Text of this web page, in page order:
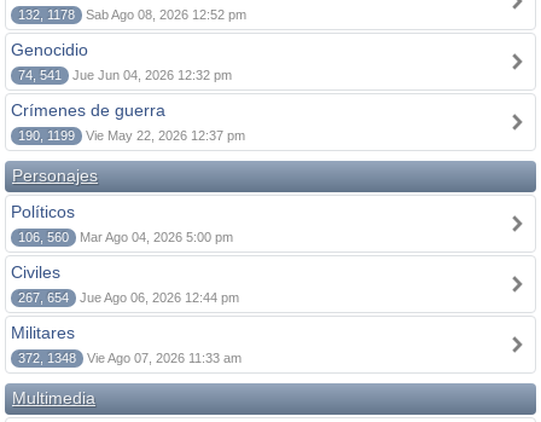
132, 1178 Sab Ago 08, 2026 12:52 pm
Genocidio
74, 541 Jue Jun 04, 2026 12:32 pm
Crímenes de guerra
190, 1199 Vie May 22, 2026 12:37 pm
Personajes
Políticos
106, 560 Mar Ago 04, 2026 5:00 pm
Civiles
267, 654 Jue Ago 06, 2026 12:44 pm
Militares
372, 1348 Vie Ago 07, 2026 11:33 am
Multimedia